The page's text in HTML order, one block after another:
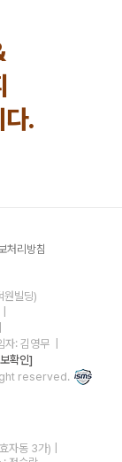
다.
처리방침
빌딩)
자: 김영무
확인]
reserved.
자동 3가) |